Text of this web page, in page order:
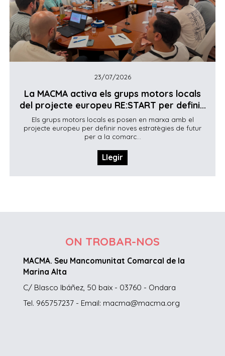
23/07/2026
La MACMA activa els grups motors locals
del projecte europeu RE:START per defini...
Els grups motors locals es posen en marxa amb el
projecte europeu per definir noves estratègies de futur
per a la comarc...
Llegir
ON TROBAR-NOS
MACMA. Seu Mancomunitat Comarcal de la
Marina Alta
C/ Blasco Ibáñez, 50 baix - 03760 - Ondara
Tel. 965757237 - Email: macma@macma.org